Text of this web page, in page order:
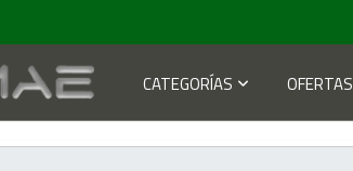
CATEGORÍAS OFERTAS